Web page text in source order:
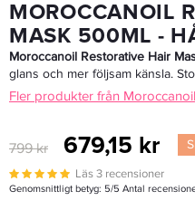
MOROCCANOIL
MASK 500ML -
Moroccanoil Restorative Hair
glans och mer följsam känsla.
Fler produkter från Moroccanoil
799 kr 679,15 kr
Läs 3 recensioner
Genomsnittligt betyg: 5/5 Antal